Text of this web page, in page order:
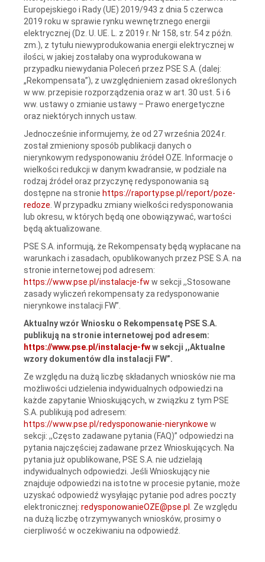
Europejskiego i Rady (UE) 2019/943 z dnia 5 czerwca
2019 roku w sprawie rynku wewnętrznego energii
elektrycznej (Dz. U. UE. L. z 2019 r. Nr 158, str. 54 z późn.
zm.), z tytułu niewyprodukowania energii elektrycznej w
ilości, w jakiej zostałaby ona wyprodukowana w
przypadku niewydania Poleceń przez PSE S.A. (dalej:
„Rekompensata”), z uwzględnieniem zasad określonych
w ww. przepisie rozporządzenia oraz w art. 30 ust. 5 i 6
ww. ustawy o zmianie ustawy – Prawo energetyczne
oraz niektórych innych ustaw.
Jednocześnie informujemy, że od 27 września 2024 r.
został zmieniony sposób publikacji danych o
nierynkowym redysponowaniu źródeł OZE. Informacje o
wielkości redukcji w danym kwadransie, w podziale na
rodzaj źródeł oraz przyczynę redysponowania są
dostępne na stronie https://raporty.pse.pl/report/poze-
redoze . W przypadku zmiany wielkości redysponowania
lub okresu, w których będą one obowiązywać, wartości
będą aktualizowane.
PSE S.A. informują, że Rekompensaty będą wypłacane na
warunkach i zasadach, opublikowanych przez PSE S.A. na
stronie internetowej pod adresem:
https://www.pse.pl/instalacje-fw w sekcji ,,Stosowane
zasady wyliczeń rekompensaty za redysponowanie
nierynkowe instalacji FW”.
Aktualny wzór Wniosku o Rekompensatę PSE S.A.
publikują na stronie internetowej pod adresem:
https://www.pse.pl/instalacje-fww sekcji ,,Aktualne
wzory dokumentów dla instalacji FW”.
Ze względu na dużą liczbę składanych wniosków nie ma
możliwości udzielenia indywidualnych odpowiedzi na
każde zapytanie Wnioskujących, w związku z tym PSE
S.A. publikują pod adresem:
https://www.pse.pl/redysponowanie-nierynkowe w
sekcji: ,,Często zadawane pytania (FAQ)” odpowiedzi na
pytania najczęściej zadawane przez Wnioskujących. Na
pytania już opublikowane, PSE S.A. nie udzielają
indywidualnych odpowiedzi. Jeśli Wnioskujący nie
znajduje odpowiedzi na istotne w procesie pytanie, może
uzyskać odpowiedź wysyłając pytanie pod adres poczty
elektronicznej: redysponowanieOZE@pse.pl
. Ze względu
na dużą liczbę otrzymywanych wniosków, prosimy o
cierpliwość w oczekiwaniu na odpowiedź.